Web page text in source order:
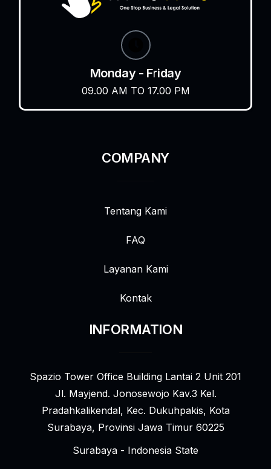
Monday - Friday
09.00 AM TO 17.00 PM
COMPANY
Tentang Kami
FAQ
Layanan Kami
Kontak
INFORMATION
Spazio Tower Office Building Lantai 2 Unit 201
Jl. Mayjend. Jonosewojo Kav.3 Kel.
Pradahkalikendal, Kec. Dukuhpakis, Kota
Surabaya, Provinsi Jawa Timur 60225
Surabaya - Indonesia State